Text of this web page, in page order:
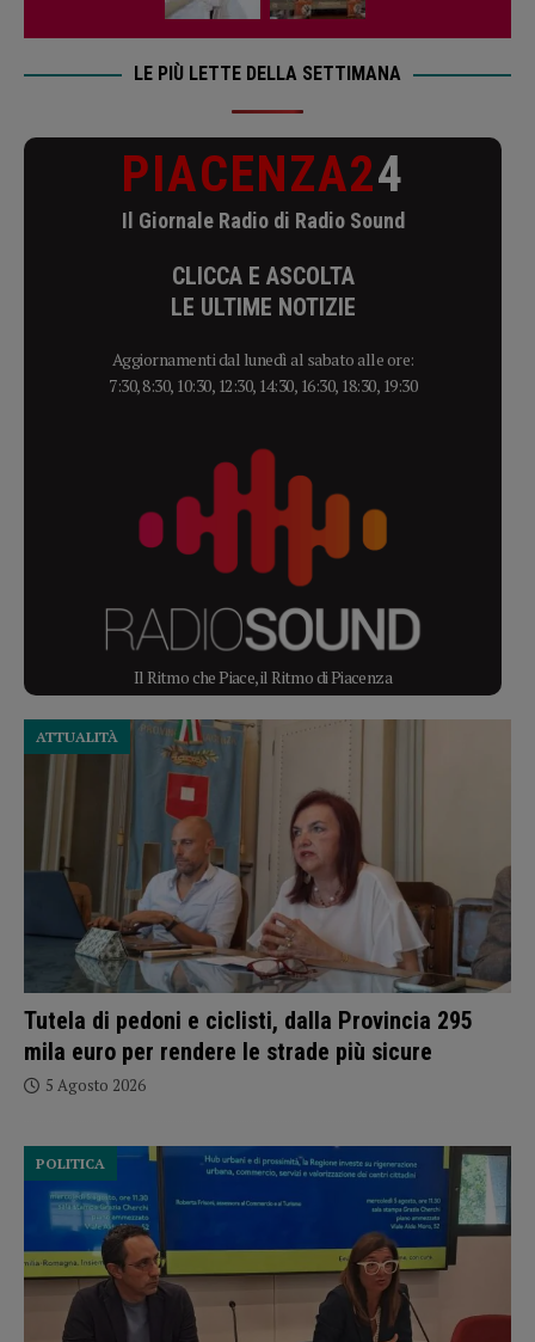
LE PIÙ LETTE DELLA SETTIMANA
PIACENZA24
Il Giornale Radio di Radio Sound
CLICCA E ASCOLTA
LE ULTIME NOTIZIE
Aggiornamenti dal lunedì al sabato alle ore:
7:30, 8:30, 10:30, 12:30, 14:30, 16:30, 18:30, 19:30
Il Ritmo che Piace, il Ritmo di Piacenza
Tutela di pedoni e ciclisti, dalla Provincia 295
mila euro per rendere le strade più sicure
ATTUALITÀ
5 Agosto 2026
POLITICA